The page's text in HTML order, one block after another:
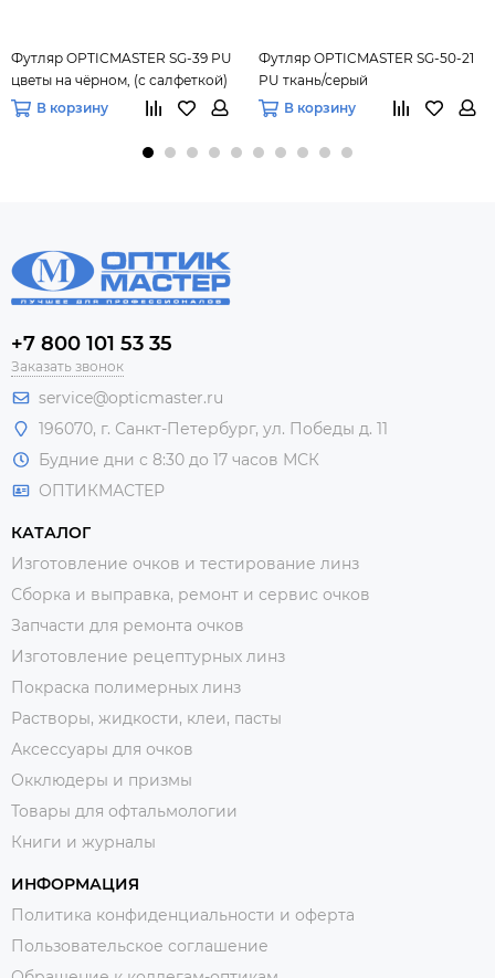
Футляр OPTICMASTER SG-39 PU
цветы на чёрном, (с салфеткой)
В корзину
Футляр OPTICMASTER SG-50-21
PU ткань/серый
В корзину
+7 800 101 53 35
Заказать звонок
service@opticmaster.ru
196070, г. Санкт-Петербург, ул. Победы д. 11
Будние дни с 8:30 до 17 часов МСК
ОПТИКМАСТЕР
КАТАЛОГ
Изготовление очков и тестирование линз
Сборка и выправка, ремонт и сервис очков
Запчасти для ремонта очков
Изготовление рецептурных линз
Покраска полимерных линз
Растворы, жидкости, клеи, пасты
Аксессуары для очков
Окклюдеры и призмы
Товары для офтальмологии
Книги и журналы
ИНФОРМАЦИЯ
Политика конфиденциальности и оферта
Пользовательское соглашение